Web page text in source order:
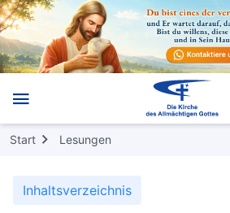
Start Lesungen
Inhaltsverzeichnis